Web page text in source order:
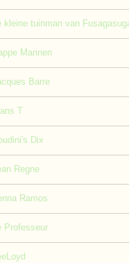
kleine tuinman van Fusagasuga
Mannen
Barre
T
Dix
Regne
Ramos
Professeur